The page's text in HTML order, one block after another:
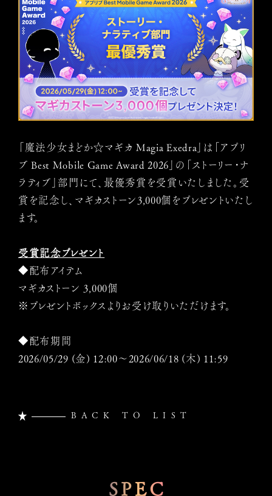
「魔法少女まどか☆マギカ Magia Exedra」は「アプリ
ブ Best Mobile Game Award 2026」の「ストーリー・ナ
ラティブ」部門にて、最優秀賞を受賞いたしました。受
賞を記念し、マギカストーン3,000個をプレゼントいたし
ます。
受賞記念プレゼント
◆配布アイテム
マギカストーン 3,000個
※プレゼントボックスよりお受け取りいただけます。
◆配布期間
2026/05/29 (金) 12:00～2026/06/18 (木) 11:59
BACK TO LIST
SPEC